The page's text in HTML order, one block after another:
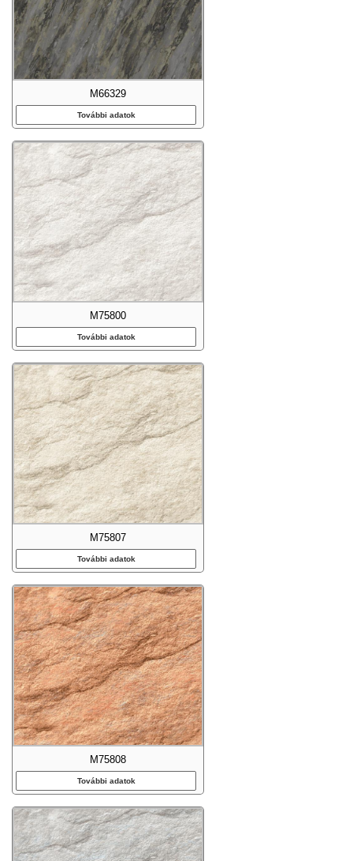
M66329
További adatok
M75800
További adatok
M75807
További adatok
M75808
További adatok